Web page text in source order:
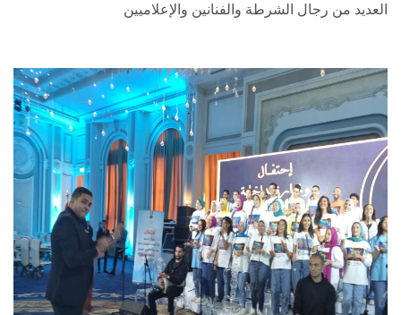
العديد من رجال الشرطة والفنانين والإعلاميين